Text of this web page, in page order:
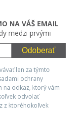
NA VÁŠ EMAIL
medzi prvými
Odoberať
len za týmto
ochrany
na odkaz, ktorý vám
odvolať
z ktoréhokoľvek